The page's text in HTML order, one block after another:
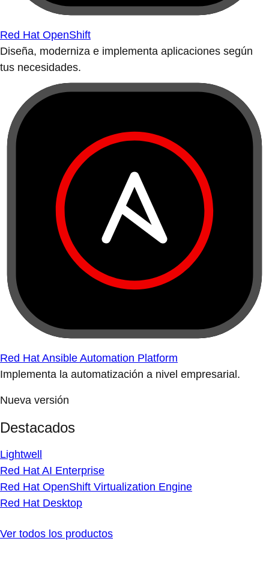
Red Hat OpenShift
Diseña, moderniza e implementa aplicaciones según
tus necesidades.
Red Hat Ansible Automation Platform
Implementa la automatización a nivel empresarial.
Nueva versión
Destacados
Lightwell
Red Hat AI Enterprise
Red Hat OpenShift Virtualization Engine
Red Hat Desktop
Ver todos los productos